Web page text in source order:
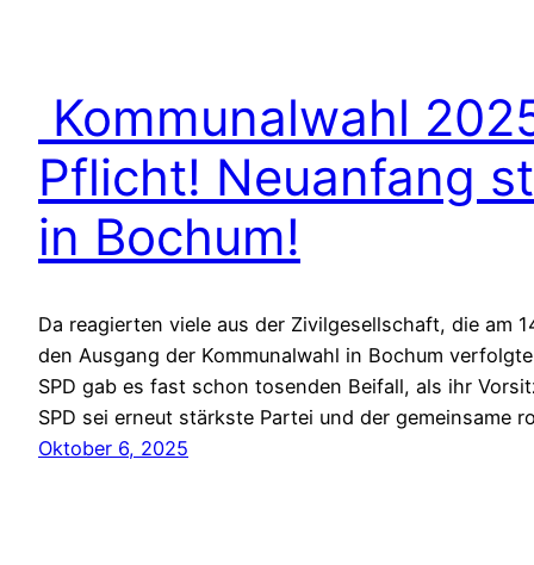
Kommunalwahl
Pflicht! Neuanfang
in Bochum!
Da reagierten viele aus der Zivilgesellschaft, die am
den Ausgang der Kommunalwahl in Bochum
SPD gab es fast schon tosenden Beifall, als ihr
SPD sei erneut stärkste Partei und der gemeinsame
Oktober 6, 2025